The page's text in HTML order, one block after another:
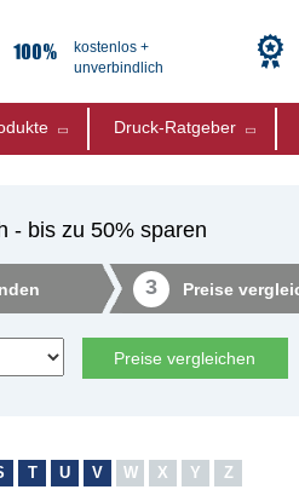
kostenlos +
unverbindlich
Druck-Ratgeber
- bis zu 50% sparen
3 Preise
Preise vergleichen
T U V W X Y Z